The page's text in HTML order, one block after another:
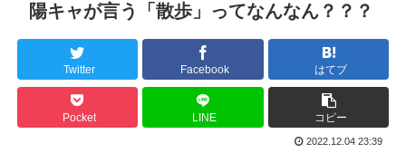
陽キャが言う「散歩」ってなんなん？？？
Twitter Facebook はてブ
Pocket LINE コピー
2022.12.04 23:39